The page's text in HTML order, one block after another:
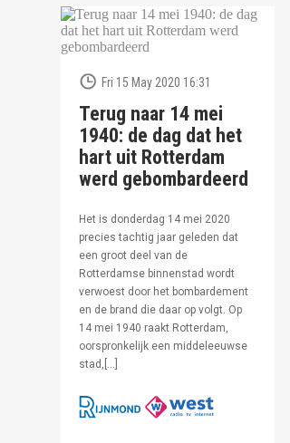
Fri 15 May 2020 16:31
Terug naar 14 mei
1940: de dag dat het
hart uit Rotterdam
werd gebombardeerd
Het is donderdag 14 mei 2020
precies tachtig jaar geleden dat
een groot deel van de
Rotterdamse binnenstad wordt
verwoest door het bombardement
en de brand die daar op volgt. Op
14 mei 1940 raakt Rotterdam,
oorspronkelijk een middeleeuwse
stad,[…]